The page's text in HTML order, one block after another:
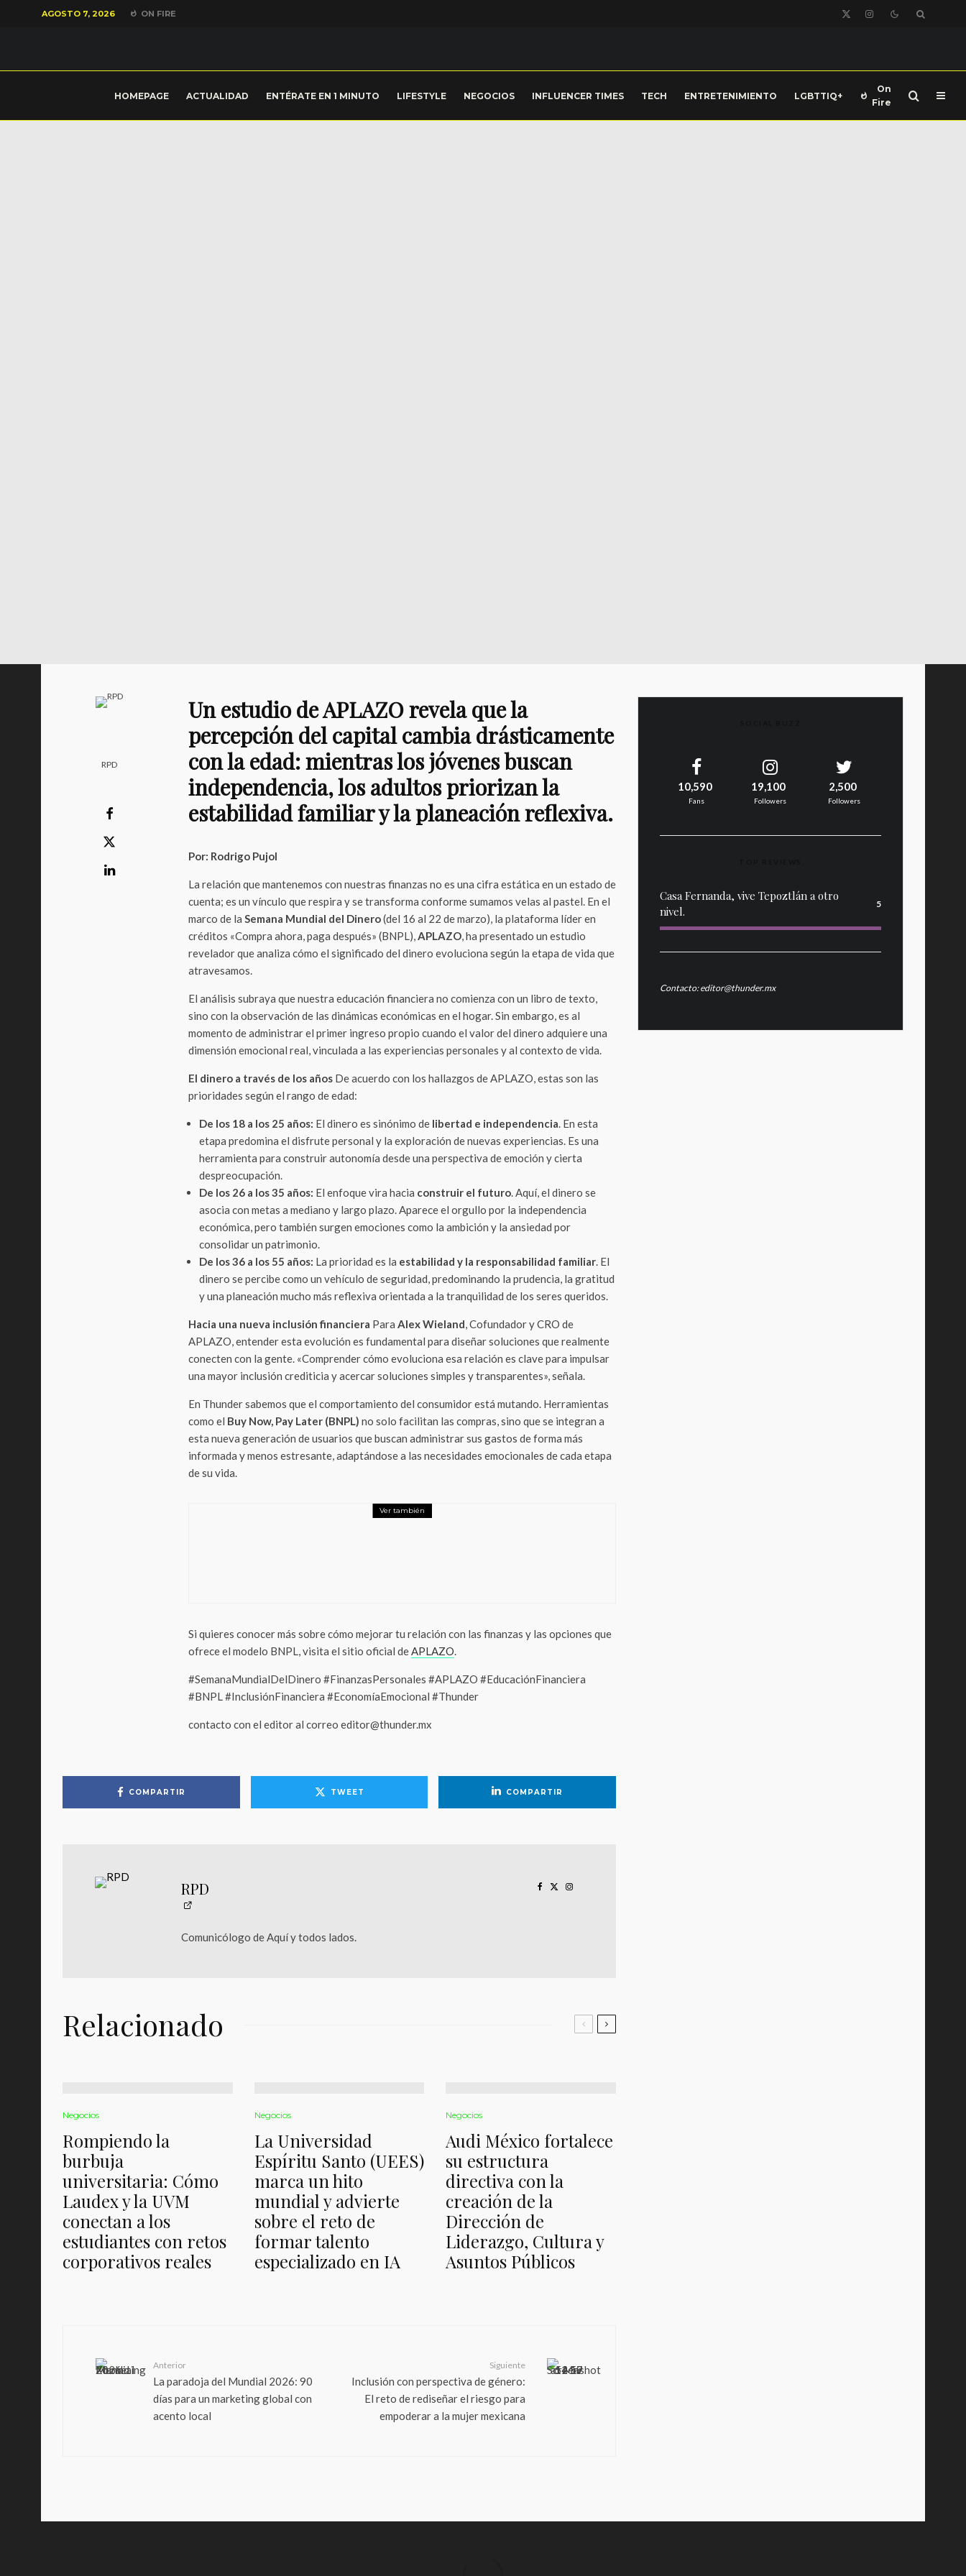
AGOSTO 7, 2026 ON FIRE
HOMEPAGE ACTUALIDAD ENTÉRATE EN 1 MINUTO LIFESTYLE NEGOCIOS INFLUENCER TIMES TECH ENTRETENIMIENTO LGBTTIQ+
On
Fire
RPD
Un estudio de APLAZO revela que la
percepción del capital cambia drásticamente
con la edad: mientras los jóvenes buscan
independencia, los adultos priorizan la
estabilidad familiar y la planeación reflexiva.
Por: Rodrigo Pujol
La relación que mantenemos con nuestras finanzas no es una cifra estática en un estado de
cuenta; es un vínculo que respira y se transforma conforme sumamos velas al pastel. En el
marco de la Semana Mundial del Dinero(del 16 al 22 de marzo), la plataforma líder en
créditos «Compra ahora, paga después» (BNPL),APLAZO, ha presentado un estudio
revelador que analiza cómo el significado del dinero evoluciona según la etapa de vida que
atravesamos.
El análisis subraya que nuestra educación financiera no comienza con un libro de texto,
sino con la observación de las dinámicas económicas en el hogar. Sin embargo, es al
momento de administrar el primer ingreso propio cuando el valor del dinero adquiere una
dimensión emocional real, vinculada a las experiencias personales y al contexto de vida.
El dinero a través de los años De acuerdo con los hallazgos de APLAZO, estas son las
prioridades según el rango de edad:
De los 18 a los 25 años: El dinero es sinónimo de libertad e independencia. En esta
etapa predomina el disfrute personal y la exploración de nuevas experiencias. Es una
herramienta para construir autonomía desde una perspectiva de emoción y cierta
despreocupación.
De los 26 a los 35 años: El enfoque vira hacia construir el futuro. Aquí, el dinero se
asocia con metas a mediano y largo plazo. Aparece el orgullo por la independencia
económica, pero también surgen emociones como la ambición y la ansiedad por
consolidar un patrimonio.
De los 36 a los 55 años: La prioridad es la estabilidad y la responsabilidad familiar. El
dinero se percibe como un vehículo de seguridad, predominando la prudencia, la gratitud
y una planeación mucho más reflexiva orientada a la tranquilidad de los seres queridos.
Hacia una nueva inclusión financiera Para Alex Wieland, Cofundador y CRO de
APLAZO, entender esta evolución es fundamental para diseñar soluciones que realmente
conecten con la gente. «Comprender cómo evoluciona esa relación es clave para impulsar
una mayor inclusión crediticia y acercar soluciones simples y transparentes», señala.
En Thunder sabemos que el comportamiento del consumidor está mutando. Herramientas
como el Buy Now, Pay Later (BNPL) no solo facilitan las compras, sino que se integran a
esta nueva generación de usuarios que buscan administrar sus gastos de forma más
informada y menos estresante, adaptándose a las necesidades emocionales de cada etapa
de su vida.
Ver también
Si quieres conocer más sobre cómo mejorar tu relación con las finanzas y las opciones que
ofrece el modelo BNPL, visita el sitio oficial deAPLAZO.
#SemanaMundialDelDinero #FinanzasPersonales #APLAZO #EducaciónFinanciera
#BNPL #InclusiónFinanciera #EconomíaEmocional #Thunder
contacto con el editor al correo editor@thunder.mx
COMPARTIR TWEET COMPARTIR
RPD
Comunicólogo de Aquí y todos lados.
Relacionado
Negocios
Rompiendo la
burbuja
universitaria: Cómo
Laudex y la UVM
conectan a los
estudiantes con retos
corporativos reales
Negocios
La Universidad
Espíritu Santo (UEES)
marca un hito
mundial y advierte
sobre el reto de
formar talento
especializado en IA
Negocios
Audi México fortalece
su estructura
directiva con la
creación de la
Dirección de
Liderazgo, Cultura y
Asuntos Públicos
Anterior
La paradoja del Mundial 2026: 90
días para un marketing global con
acento local
Siguiente
Inclusión con perspectiva de género:
El reto de rediseñar el riesgo para
empoderar a la mujer mexicana
10,590
Fans
19,100
Followers
2,500
Followers
Casa Fernanda, vive Tepoztlán a otro
nivel.
5
Contacto: editor@thunder.mx